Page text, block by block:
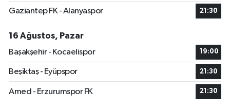
Gaziantep FK - Alanyaspor 21:30
16 Ağustos, Pazar
Başakşehir - Kocaelispor
19:00
Beşiktaş - Eyüpspor 21:30
Amed - Erzurumspor FK 21:30